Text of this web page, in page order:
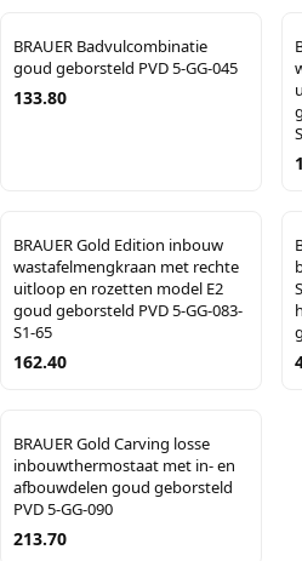
BRAUER Badvulcombinatie
goud geborsteld PVD 5-GG-045
133.80
BRAUER Gold Edition inbouw
wastafelmengkraan met rechte
uitloop en rozetten model E2
goud geborsteld PVD 5-GG-083-
S1-65
162.40
BRAUER Gold Carving losse
inbouwthermostaat met in- en
afbouwdelen goud geborsteld
PVD 5-GG-090
213.70